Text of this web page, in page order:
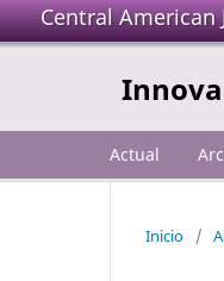
Central American
Actual
Inicio /